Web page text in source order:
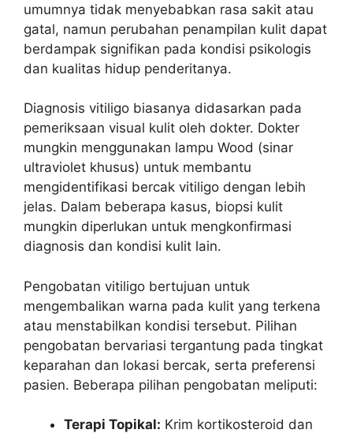
umumnya tidak menyebabkan rasa sakit atau
gatal, namun perubahan penampilan kulit dapat
berdampak signifikan pada kondisi psikologis
dan kualitas hidup penderitanya.
Diagnosis vitiligo biasanya didasarkan pada
pemeriksaan visual kulit oleh dokter. Dokter
mungkin menggunakan lampu Wood (sinar
ultraviolet khusus) untuk membantu
mengidentifikasi bercak vitiligo dengan lebih
jelas. Dalam beberapa kasus, biopsi kulit
mungkin diperlukan untuk mengkonfirmasi
diagnosis dan kondisi kulit lain.
Pengobatan vitiligo bertujuan untuk
mengembalikan warna pada kulit yang terkena
atau menstabilkan kondisi tersebut. Pilihan
pengobatan bervariasi tergantung pada tingkat
keparahan dan lokasi bercak, serta preferensi
pasien. Beberapa pilihan pengobatan meliputi:
Terapi Topikal: Krim kortikosteroid dan